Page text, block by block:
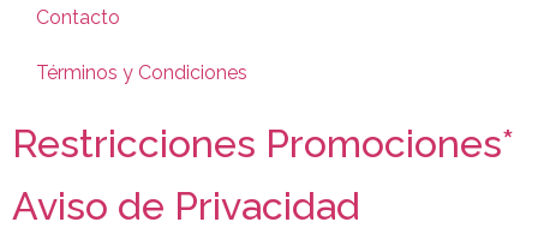
Contacto
Términos y Condiciones
Restricciones Promociones*
Aviso de Privacidad